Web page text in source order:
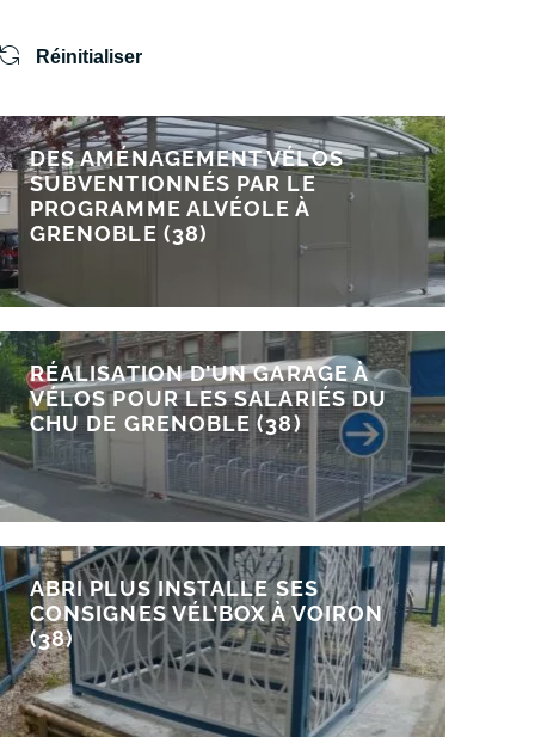
Réinitialiser
DES AMÉNAGEMENT VÉLOS
SUBVENTIONNÉS PAR LE
PROGRAMME ALVÉOLE À
GRENOBLE (38)
RÉALISATION D’UN GARAGE À
VÉLOS POUR LES SALARIÉS DU
CHU DE GRENOBLE (38)
ABRI PLUS INSTALLE SES
CONSIGNES VÉL’BOX À VOIRON
(38)